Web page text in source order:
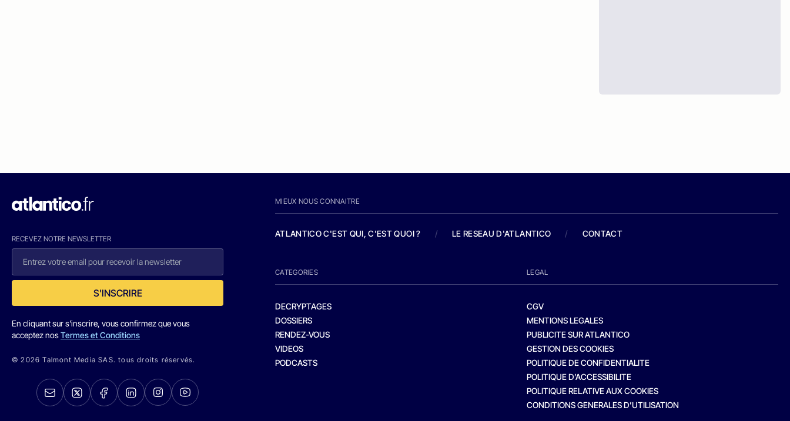
RECEVEZ NOTRE NEWSLETTER
S'INSCRIRE
En cliquant sur s'inscrire, vous confirmez que vous
acceptez nosTermes et Conditions
© 2026 Talmont Media SAS. tous droits réservés.
MIEUX NOUS CONNAITRE
ATLANTICO C'EST QUI, C'EST QUOI ? / LE RESEAU D'ATLANTICO / CONTACT
CATEGORIES
DECRYPTAGES
DOSSIERS
RENDEZ-VOUS
VIDEOS
PODCASTS
LEGAL
CGV
MENTIONS LEGALES
PUBLICITE SUR ATLANTICO
GESTION DES COOKIES
POLITIQUE DE CONFIDENTIALITE
POLITIQUE D’ACCESSIBILITE
POLITIQUE RELATIVE AUX COOKIES
CONDITIONS GENERALES D’UTILISATION